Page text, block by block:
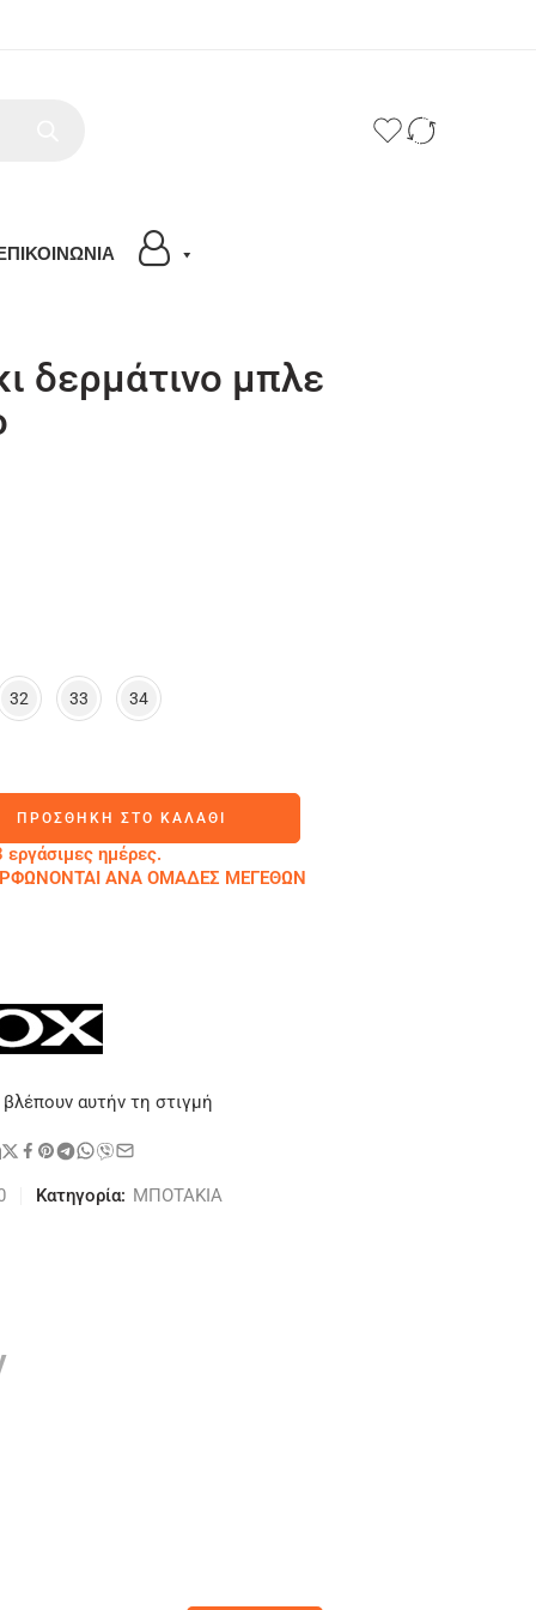
δερμάτινο μπλε
32 33 34
ΠΡΟΣΘΉΚΗ ΣΤΟ ΚΑΛΆΘΙ
ημέρες.
ΑΝΑ ΟΜΑΔΕΣ ΜΕΓΕΘΩΝ
αυτήν τη στιγμή
Κατηγορία: ΜΠΟΤΑΚΙΑ